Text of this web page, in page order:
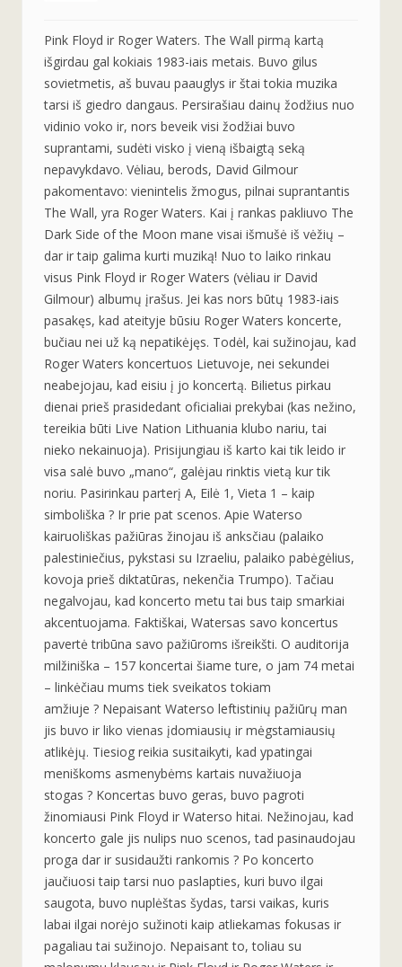
Pink Floyd ir Roger Waters. The Wall pirmą kartą
išgirdau gal kokiais 1983-iais metais. Buvo gilus
sovietmetis, aš buvau paauglys ir štai tokia muzika
tarsi iš giedro dangaus. Persirašiau dainų žodžius nuo
vidinio voko ir, nors beveik visi žodžiai buvo
suprantami, sudėti visko į vieną išbaigtą seką
nepavykdavo. Vėliau, berods, David Gilmour
pakomentavo: vienintelis žmogus, pilnai suprantantis
The Wall, yra Roger Waters. Kai į rankas pakliuvo The
Dark Side of the Moon mane visai išmušė iš vėžių –
dar ir taip galima kurti muziką! Nuo to laiko rinkau
visus Pink Floyd ir Roger Waters (vėliau ir David
Gilmour) albumų įrašus. Jei kas nors būtų 1983-iais
pasakęs, kad ateityje būsiu Roger Waters koncerte,
bučiau nei už ką nepatikėjęs. Todėl, kai sužinojau, kad
Roger Waters koncertuos Lietuvoje, nei sekundei
neabejojau, kad eisiu į jo koncertą. Bilietus pirkau
dienai prieš prasidedant oficialiai prekybai (kas nežino,
tereikia būti Live Nation Lithuania klubo nariu, tai
nieko nekainuoja). Prisijungiau iš karto kai tik leido ir
visa salė buvo „mano“, galėjau rinktis vietą kur tik
noriu. Pasirinkau parterį A, Eilė 1, Vieta 1 – kaip
simboliška ? Ir prie pat scenos. Apie Waterso
kairuoliškas pažiūras žinojau iš anksčiau (palaiko
palestiniečius, pykstasi su Izraeliu, palaiko pabėgėlius,
kovoja prieš diktatūras, nekenčia Trumpo). Tačiau
negalvojau, kad koncerto metu tai bus taip smarkiai
akcentuojama. Faktiškai, Watersas savo koncertus
pavertė tribūna savo pažiūroms išreikšti. O auditorija
milžiniška – 157 koncertai šiame ture, o jam 74 metai
– linkėčiau mums tiek sveikatos tokiam
amžiuje ? Nepaisant Waterso leftistinių pažiūrų man
jis buvo ir liko vienas įdomiausių ir mėgstamiausių
atlikėjų. Tiesiog reikia susitaikyti, kad ypatingai
meniškoms asmenybėms kartais nuvažiuoja
stogas ? Koncertas buvo geras, buvo pagroti
žinomiausi Pink Floyd ir Waterso hitai. Nežinojau, kad
koncerto gale jis nulips nuo scenos, tad pasinaudojau
proga dar ir susidaužti rankomis ? Po koncerto
jaučiuosi taip tarsi nuo paslapties, kuri buvo ilgai
saugota, buvo nuplėštas šydas, tarsi vaikas, kuris
labai ilgai norėjo sužinoti kaip atliekamas fokusas ir
pagaliau tai sužinojo. Nepaisant to, toliau su